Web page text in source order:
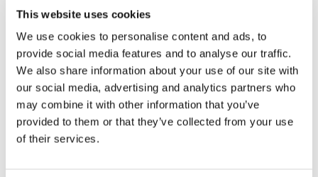
This website uses cookies
We use cookies to personalise content and ads, to
provide social media features and to analyse our traffic.
We also share information about your use of our site with
our social media, advertising and analytics partners who
may combine it with other information that you’ve
provided to them or that they’ve collected from your use
of their services.
Du 29.05.2026
CARACTÉRISTIQUES DE LA CHAMBRE
Taille du lit
double
Salle de bain